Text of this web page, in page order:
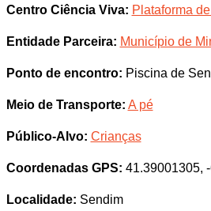
Centro Ciência Viva: Plataforma
Entidade Parceira: Município de
Ponto de encontro: Piscina de
Meio de Transporte: A pé
Público-Alvo: Crianças
Coordenadas GPS: 41.39001305,
Localidade: Sendim